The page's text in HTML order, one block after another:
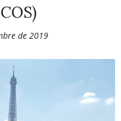
de 2019